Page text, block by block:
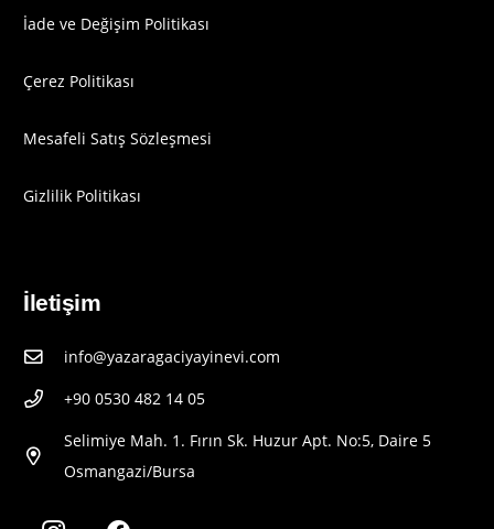
İade ve Değişim Politikası
Çerez Politikası
Mesafeli Satış Sözleşmesi
Gizlilik Politikası
İletişim
info@yazaragaciyayinevi.com
+90 0530 482 14 05
Selimiye Mah. 1. Fırın Sk. Huzur Apt. No:5, Daire 5
Osmangazi/Bursa